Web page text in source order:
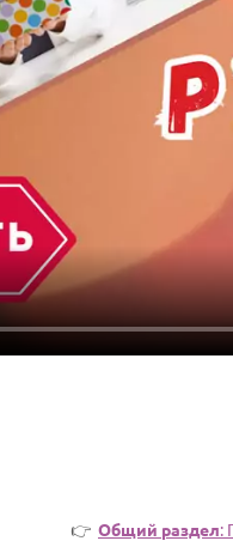
👉 Общий раздел: